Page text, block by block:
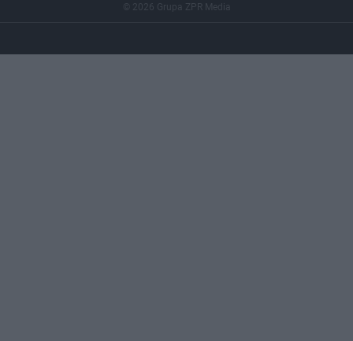
© 2026 Grupa ZPR Media